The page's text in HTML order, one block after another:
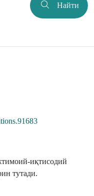
Найти
иқтисодий
тутади.